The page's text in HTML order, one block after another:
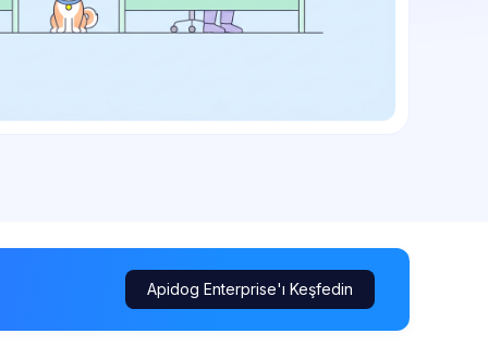
Apidog Enterprise'ı Keşfedin